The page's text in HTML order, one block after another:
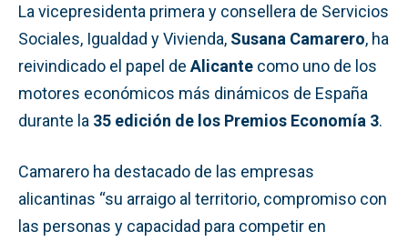
La vicepresidenta primera y consellera de Servicios
Sociales, Igualdad y Vivienda, Susana Camarero, ha
reivindicado el papel de Alicante como uno de los
motores económicos más dinámicos de España
durante la 35 edición de los Premios Economía 3.
Camarero ha destacado de las empresas
alicantinas “su arraigo al territorio, compromiso con
las personas y capacidad para competir en